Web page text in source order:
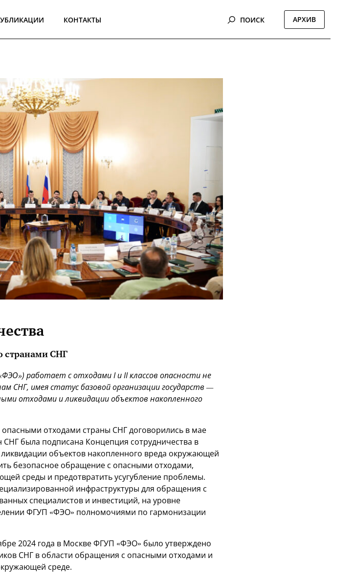
КОНТАКТЫ ПОИСК АРХИВ
странами СНГ
работает с отходами I и II классов опасности не
СНГ, имея статус базовой организации государств —
отходами и ликвидации объектов накопленного
отходами страны СНГ договорились в мае
СНГ была подписана Концепция сотрудничества в
объектов накопленного вреда окружающей
безопасное обращение с опасными отходами,
среды и предотвратить усугубление проблемы.
инфраструктуры для обращения с
специалистов и инвестиций, на уровне
ФГУП «ФЭО» полномочиями по гармонизации
2024 года в Москве ФГУП «ФЭО» было утверждено
СНГ в области обращения с опасными отходами и
среде.